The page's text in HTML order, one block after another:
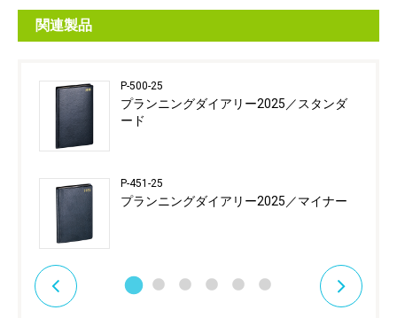
関連製品
P-500-25
プランニングダイアリー2025／スタンダ
ード
P-451-25
プランニングダイアリー2025／マイナー